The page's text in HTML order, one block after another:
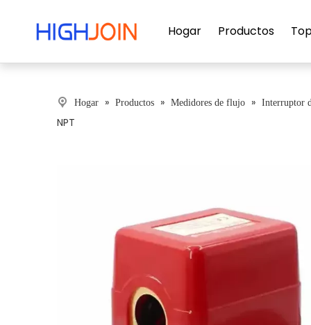
Hogar Productos
Hogar » Productos » Medidores de flujo » Interruptor
NPT